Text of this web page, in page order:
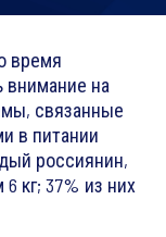
время
внимание на
связанные
в питании
россиянин,
кг; 37% из них